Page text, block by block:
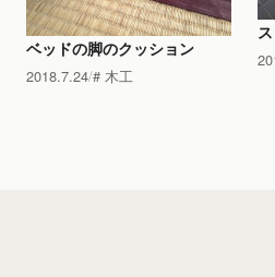
ベッドの脚のクッション
2018.7.24 木工